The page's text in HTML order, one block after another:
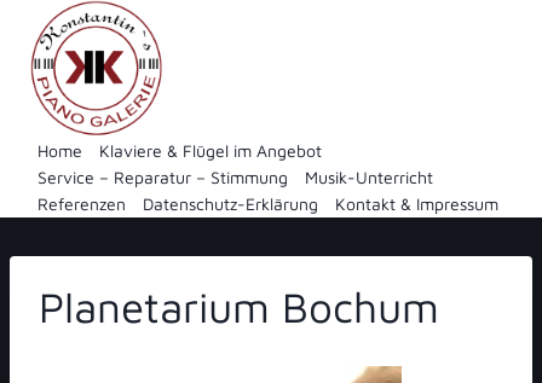
Inhalt
springen
Home
Klaviere & Flügel im Angebot
Service – Reparatur – Stimmung
Musik-Unterricht
Referenzen
Datenschutz-Erklärung Kontakt & Impressum
Planetarium Bochum